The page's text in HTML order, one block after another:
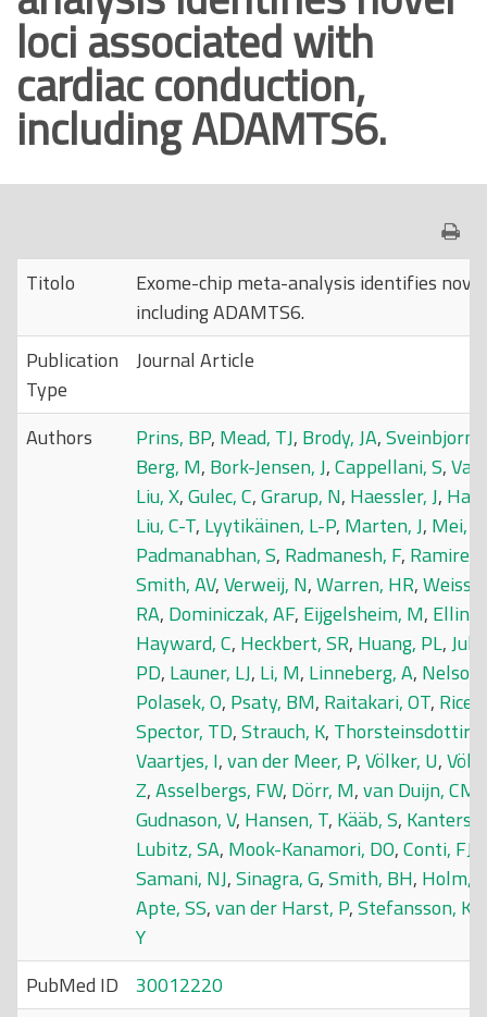
loci associated with
cardiac conduction,
including ADAMTS6.
Titolo
Exome-chip meta-analysis identifies
including ADAMTS6.
Publication
Type
Journal Article
Authors Prins, BP, Mead, TJ, Brody, JA,
Berg, M, Bork-Jensen, J,Cappellani, S,
Liu, X,Gulec, C,Grarup, N, Haessler, J,
Liu, C-T, Lyytikäinen, L-P, Marten, J, Mei, H
Padmanabhan, S, Radmanesh, F, Ramirez,
Smith, AV,Verweij, N,Warren, HR,Weiss,
RA, Dominiczak, AF, Eijgelsheim, M,
Hayward, C, Heckbert, SR, Huang, PL,
PD, Launer, LJ, Li, M, Linneberg, A,
Polasek, O, Psaty, BM, Raitakari, OT, Rice,
Spector, TD,Strauch, K, Thorsteinsdottir,
Vaartjes, I,van der Meer, P,Völker, U,
Z,Asselbergs, FW, Dörr, M,van Duijn, CM
Gudnason, V, Hansen, T, Kääb, S, Kanters,
Lubitz, SA, Mook-Kanamori, DO,Conti, FJ
Samani, NJ,Sinagra, G,Smith, BH, Holm,
Apte, SS,van der Harst, P,Stefansson, K
Y
PubMed ID
30012220